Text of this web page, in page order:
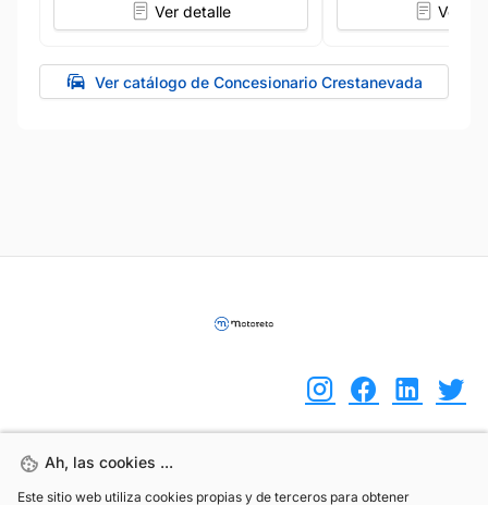
Ver detalle Ver
Ver catálogo de Concesionario Crestanevada
Ah, las cookies ...
Este sitio web utiliza cookies propias y de terceros para obtener
Ah, las cookies ...
Este sitio web utiliza cookies propias y de terceros para obtener